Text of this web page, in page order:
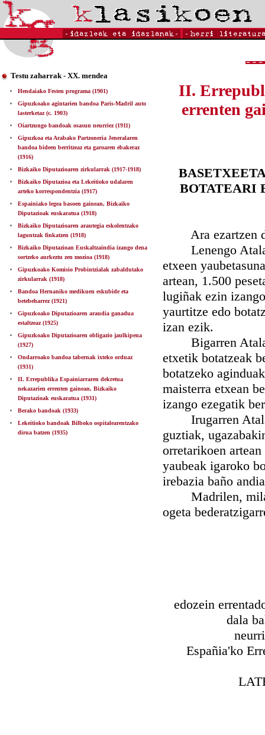
Testu zaharrak - XX. mendea
Hendaiako Festen programa (1901)
Gipuzkoako agintarien bandoa Paris-Madril auto
lasterketaz (c. 1903)
Oiartzungo bandoak osasun neurriez (1911)
Gipuzkoa eta Arabako Partzoneria Jeneralaren
bandoa bideen berritzeaz eta garoaren ebakeraz
(1916)
Bizkaiko Diputazioaren zirkularrak (1917-1918)
Bizkaiko Diputazioa eta Lekeitioko udalaren
arteko korrespondentzia (1917)
Espainiako legea basoen gainean, Bizkaiko
Diputazioak euskaratua (1918)
Bizkaiko Diputazioaren arautegia eskolentzako
laguntzak finkatzen (1918)
Bizkaiko Diputazioan Euskaltzaindia izango dena
sortzeko aurkeztu zen mozioa (1918)
Gipuzkoako Komisio Probintzialak zabaldutako
zirkularrak (1918)
Bandoa Hernaniko medikuen eskubide eta
betebeharrez (1921)
Gipuzkoako Diputazioaren araudia ganadua
estaltzeaz (1925)
Gipuzkoako Diputazioaren obligazio jaulkipena
(1927)
Ondarroako bandoa tabernak ixteko orduaz
(1931)
II. Errepublika Espainiarraren dekretua
nekazarien errenten gainean, Bizkaiko
Diputazioak euskaratua (1931)
Berako bandoak (1933)
Lekeitioko bandoak Bilboko ospitalearentzako
dirua batzen (1935)
II.
errenten
BOTATEARI
Ara ezartzen
Lenengo Atala.-
etxeen
artean, 1.500
lugiñak ezin
yaurtitze edo
izan ezik.
Bigarren Atala.-
etxetik botatzeak
botatzeko
maisterra etxean
izango ezegatik
Irugarren
guztiak,
orretarikoen
yaubeak igaroko
irebazia baño
Madrilen, mila
ogeta
edozein
dala
Españia'ko